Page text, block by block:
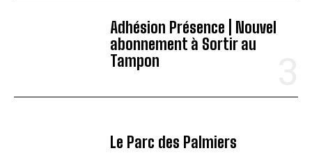
Adhésion Présence | Nouvel
abonnement à Sortir au
Tampon
Le Parc des Palmiers